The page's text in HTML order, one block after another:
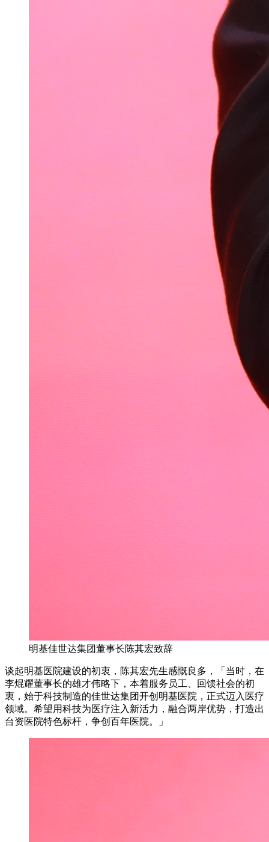
明基佳世达集团董事长陈其宏致辞
谈起明基医院建设的初衷，陈其宏先生感慨良多，「当时，在
李焜耀董事长的雄才伟略下，本着服务员工、回馈社会的初
衷，始于科技制造的佳世达集团开创明基医院，正式迈入医疗
领域。希望用科技为医疗注入新活力，融合两岸优势，打造出
台资医院特色标杆，争创百年医院。」